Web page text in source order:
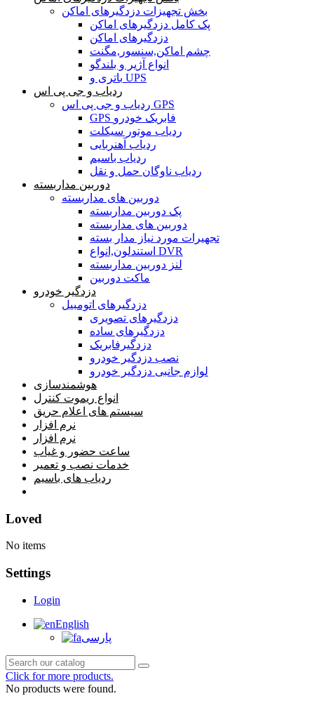
بخش تجهیزات دزدگیرهای اماکن
پک کامل دزدگیرهای اماکن
دزدگیرهای اماکن
چشم اماکن,سنسور,مگنت
انواع آژیر و بلندگو
باتری و UPS
ردیاب و جی پی اس
ردیاب و جی پی اس GPS
GPS فابریک خودرو
ردیاب موتور سیکلت
ردیاب آهنربایی
ردیاب باسیم
ردیاب ناوگان حمل و نقل
دوربین مداربسته
دوربین های مداربسته
پک دوربین مداربسته
دوربین های مداربسته
تجهیرات مورد نیاز مدار بسته
استندلون,انواع DVR
لنز دوربین مداربسته
ماکت دوربین
دزدگیر خودرو
دزدگیرهای اتومبیل
دزدگیرهای تصویری
دزدگیرهای ساده
دزدگیرفابریک
نصب دزدگیر خودرو
لوازم جانبی دزدگیر خودرو
هوشمندسازی
انواع ریموت کنترل
سیستم های اعلام حریق
نرم افزار
نرم افزار
ساعت حضور و غیاب
خدمات نصب و تعمیر
ردیاب های باسیم
Loved
No items
Settings
Login
English
پارسی
Click for more products.
No products were found.